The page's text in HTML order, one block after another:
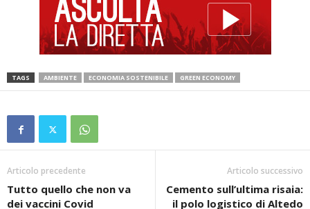
TAGS AMBIENTE ECONOMIA SOSTENIBILE GREEN ECONOMY
Articolo precedente
Tutto quello che non va
dei vaccini Covid
Articolo successivo
Cemento sull’ultima risaia:
il polo logistico di Altedo